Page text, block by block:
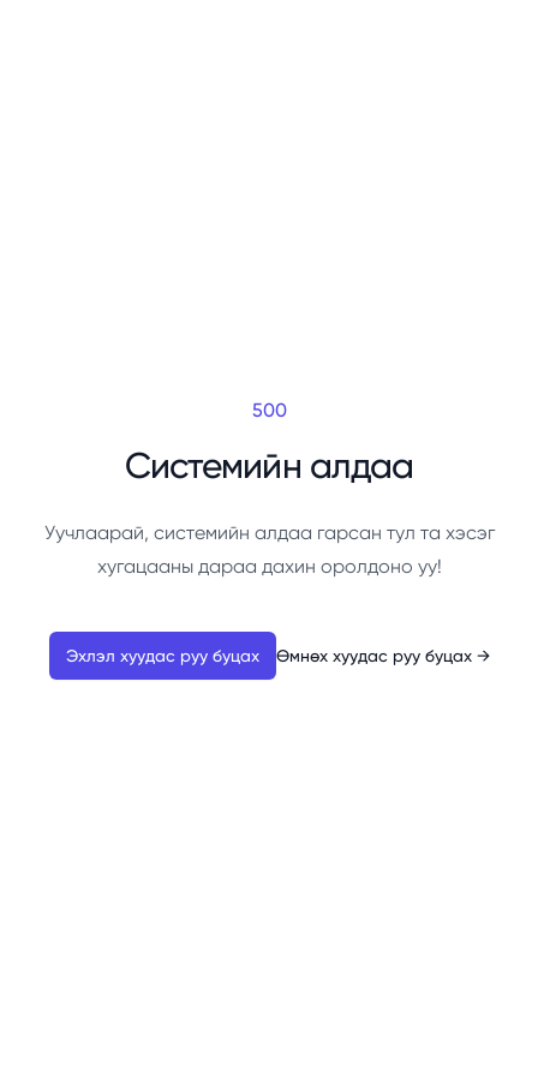
500
Системийн алдаа
Уучлаарай, системийн алдаа гарсан тул та хэсэг
хугацааны дараа дахин оролдоно уу!
Эхлэл хуудас руу буцах Өмнөх хуудас руу буцах →